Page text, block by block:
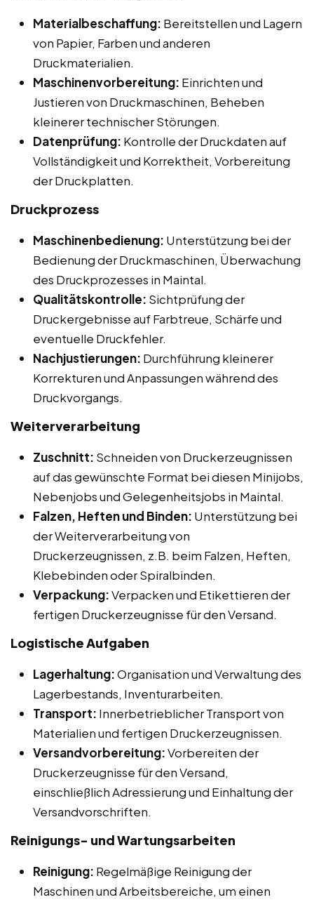
Materialbeschaffung: Bereitstellen und Lagern
von Papier, Farben und anderen
Druckmaterialien.
Maschinenvorbereitung: Einrichten und
Justieren von Druckmaschinen, Beheben
kleinerer technischer Störungen.
Datenprüfung: Kontrolle der Druckdaten auf
Vollständigkeit und Korrektheit, Vorbereitung
der Druckplatten.
Druckprozess
Maschinenbedienung: Unterstützung bei der
Bedienung der Druckmaschinen, Überwachung
des Druckprozesses in Maintal.
Qualitätskontrolle: Sichtprüfung der
Druckergebnisse auf Farbtreue, Schärfe und
eventuelle Druckfehler.
Nachjustierungen: Durchführung kleinerer
Korrekturen und Anpassungen während des
Druckvorgangs.
Weiterverarbeitung
Zuschnitt: Schneiden von Druckerzeugnissen
auf das gewünschte Format bei diesen Minijobs,
Nebenjobs und Gelegenheitsjobs in Maintal.
Falzen, Heften und Binden: Unterstützung bei
der Weiterverarbeitung von
Druckerzeugnissen, z.B. beim Falzen, Heften,
Klebebinden oder Spiralbinden.
Verpackung:Verpacken und Etikettieren der
fertigen Druckerzeugnisse für den Versand.
Logistische Aufgaben
Lagerhaltung:Organisation und Verwaltung des
Lagerbestands, Inventurarbeiten.
Transport: Innerbetrieblicher Transport von
Materialien und fertigen Druckerzeugnissen.
Versandvorbereitung:Vorbereiten der
Druckerzeugnisse für den Versand,
einschließlich Adressierung und Einhaltung der
Versandvorschriften.
Reinigungs- und Wartungsarbeiten
Reinigung: Regelmäßige Reinigung der
Maschinen und Arbeitsbereiche, um einen